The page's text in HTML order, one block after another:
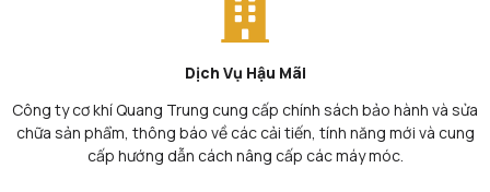
Dịch Vụ Hậu Mãi
Công ty cơ khí Quang Trung cung cấp chính sách bảo hành và sửa
chữa sản phẩm, thông báo về các cải tiến, tính năng mới và cung
cấp hướng dẫn cách nâng cấp các máy móc.